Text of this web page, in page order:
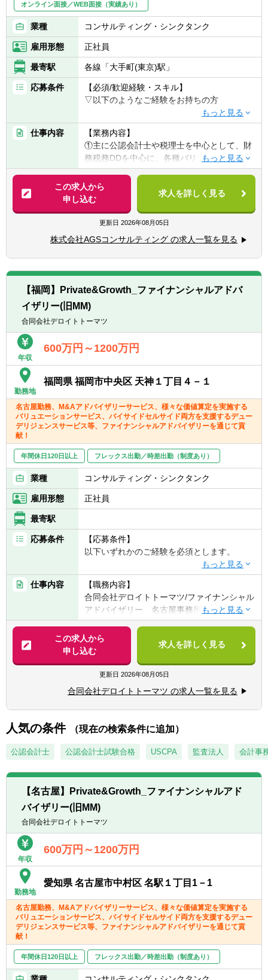
オンライン面接／WEB面接（実績あり）
業種 コンサルティング・シンクタンク
雇用形態 正社員
最寄駅 各線「大手町(東京)駅」
応募条件
【必須/歓迎経験・スキル】
▽以下のようなご経験をお持ちの方
■公認会計士
■証券会社・コンサルティングファームなど
でのFA・バリュエーション業務経験者
■ファンド出身者
■FASコンサル出身、など
※業務未経験の方もチャレンジ可能です
仕事内容
【業務内容】
①主に公認会計士や税理士を中心として、財
務税務DDを中心に、各種バリュエーション業
務（株式価値算定・事業価値算定・各種比率
算定・優先株評価・無形資産評価）や、その
後のPMI業務、スキームにかかるアドバイザ
リー業務等を行っております。
②FA業務としては、上場親会社による上場子
会社の完全子会社化、上場会社のMBOによる
非公開化等にかかるFA業務をメインに行って
おります（通常の買収案件に係るFA業務も行
っています）。
③また、別で応募をしている事業部（FAS3事
業部）にてビジネスアドバイザリー業務を展
開しており、これらをM&Aの案件で一気通貫
に提供しています。（M&A戦略（セルサイド/
バイサイド）、FA、ビジネスDD、PMI、セル
サイド売却支援、企業価値向上支援など）
入社後はこれまでのご経験によって以下のよ
うな業務をお任せします。
▽公認会計士・・・監査法人出身の公認会計
タートして頂き（まずはBS関連メイン）、
徐々に経験を積んでいく中で事業性の確認を
ャーへ、また、バリュエーション業務もその
過程で経験を積んで頂きます。
方は、上場会社に関係するFA業務に関与いた
だきます。公開買付けやスクイーズアウトの
手続きや、株価算定を行い、短期的にプロジ
ェクトマネージャーを担っていただきます。
一方、未経験者の方は、FAのプロジェクトの
一部（プレスや資料の作成、株価算定の一
部、相手FAや事業会社とのコミュニケーショ
ン等）を担当しながら、徐々に業務範囲を広
げて頂きます。
この求人から
申し込む
求人を詳しく見る
更新日 2026年08月05日
株式会社AGSコンサルティング の求人一覧を見る
【福岡】Private&Growth_ファイナンシャルアドバ
イザリー(旧MM)
合同会社デロイトトーマツ
年収
600万円～1200万円
勤務地
福岡県 福岡市中央区 天神１丁目４－１
名古屋勤務、M&Aアドバイザリーサービス、様々な価値算定を実施する
バリュエーションサービス、バイサイドセルサイド両方を支援するデュー
デリジェンスサービス等、ファイナンシャルアドバイザリーを通じて貢
献！
年間休日120日以上 フレックス出勤／時差出勤（制度あり）
業種 コンサルティング・シンクタンク
雇用形態 正社員
最寄駅
応募条件
【応募条件】
以下いずれかのご経験を必須とします。
A.公認会計士またはUSCPAの資格をお持ちの
方または事業会社での経理実務経験者
B.アドバイザリー業務(M&Aエグゼキューショ
ン)経験者
①投資銀行等で、M&Aエグゼキューション
経験者
②事業会社経営企画部門でのM&A実務経験
者
③コンサルティング会社でのM&A、PMI関
連業務等を経験してきた方
経験者
人向けカバレッジ業務や、財務分析、コンサ
仕事内容
【職務内容】
合同会社デロイトトーマツ/ファイナンシャル
アドバイザリー 名古屋事務所では、
M&Aの戦略策定から統合後のサポートまで担
うM&Aアドバイザリーサービス、様々な価値
算定を実施するバリュエーションサービス、
バイサイドセルサイド両方を支援するデュー
デリジェンスサービス等、ファイナンシャル
アドバイザリーを通じて、お客様の企業価値
向上へ貢献しております。
名古屋事務所ではこれらのサービス全般のア
ドバイザーとして活躍頂ける方を募集してお
この求人から
申し込む
求人を詳しく見る
更新日 2026年08月05日
合同会社デロイトトーマツ の求人一覧を見る
人気の条件 （現在の検索条件に追加）
公認会計士 公認会計士試験合格 USCPA 監査法人 会計事
【名古屋】Private&Growth_ファイナンシャルアド
バイザリー(旧MM)
合同会社デロイトトーマツ
年収
600万円～1200万円
勤務地
愛知県 名古屋市中村区 名駅１丁目1－1
名古屋勤務、M&Aアドバイザリーサービス、様々な価値算定を実施する
バリュエーションサービス、バイサイドセルサイド両方を支援するデュー
デリジェンスサービス等、ファイナンシャルアドバイザリーを通じて貢
献！
年間休日120日以上 フレックス出勤／時差出勤（制度あり）